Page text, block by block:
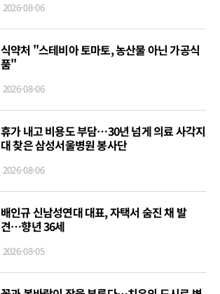
2026-08-06
식약처 "스테비아 토마토, 농산물 아닌 가공식
품"
2026-08-06
휴가 내고 비용도 부담…30년 넘게 의료 사각지
대 찾은 삼성서울병원 봉사단
2026-08-06
배인규 신남성연대 대표, 자택서 숨진 채 발
견…향년 36세
2026-08-05